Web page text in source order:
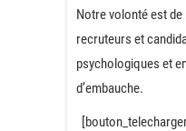
Notre volonté est
recruteurs et
psychologiques et
d’embauche.